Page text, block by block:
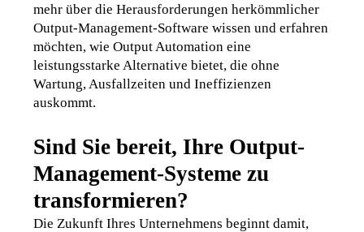
mehr über die Herausforderungen herkömmlicher
Output-Management-Software wissen und erfahren
möchten, wie Output Automation eine
leistungsstarke Alternative bietet, die ohne
Wartung, Ausfallzeiten und Ineffizienzen
auskommt.
Sind Sie bereit, Ihre Output-
Management-Systeme zu
transformieren?
Die Zukunft Ihres Unternehmens beginnt damit,